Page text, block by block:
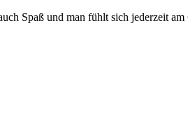
Spaß und man fühlt sich jederzeit